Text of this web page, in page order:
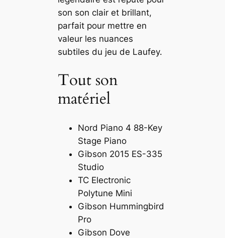
son son clair et brillant,
parfait pour mettre en
valeur les nuances
subtiles du jeu de Laufey.
Tout son
matériel
Nord Piano 4 88-Key
Stage Piano
Gibson 2015 ES-335
Studio
TC Electronic
Polytune Mini
Gibson Hummingbird
Pro
Gibson Dove